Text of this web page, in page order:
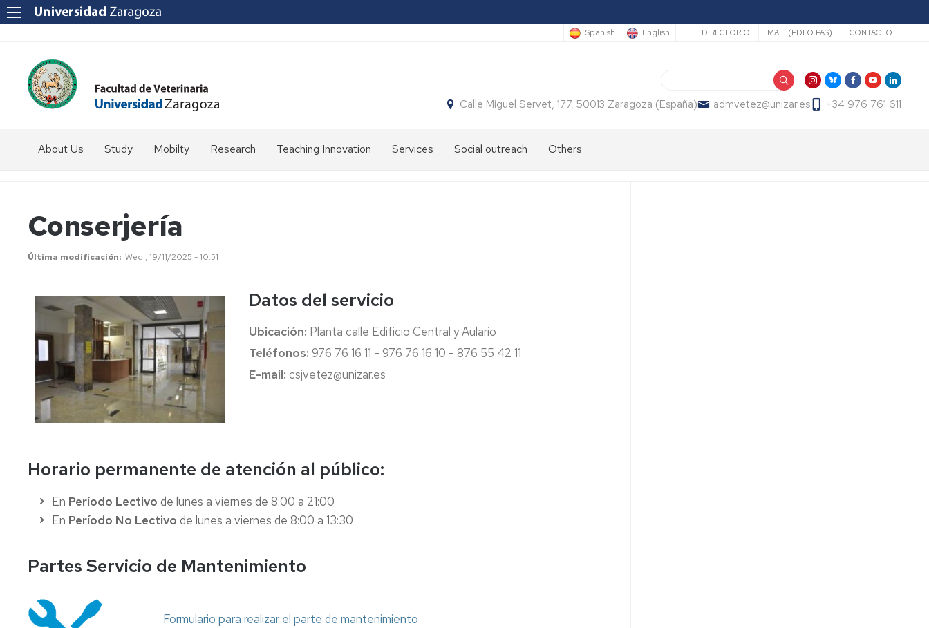
Spanish English Secundario
DIRECTORIO MAIL (PDI O PAS) CONTACTO
Calle Miguel Servet, 177, 50013 Zaragoza (España) admvetez@unizar.es +34 976 761 611
About Us
to
us?
Staff
Study Mobilty
coordinator
Erasmus
Internships
USA,
Asia,
Oceanía
Americampus
Research Teaching Innovation Services Social outreach Others
Conserjería
Última modificación Wed , 19/11/2025 - 10:51
Datos del servicio
Ubicación: Planta calle Edificio Central y Aulario
Teléfonos: 976 76 16 11 - 976 76 16 10 - 876 55 42 11
E-mail: csjvetez@unizar.es
Horario permanente de atención al público:
En Período Lectivo de lunes a viernes de 8:00 a 21:00
En Período No Lectivo de lunes a viernes de 8:00 a 13:30
Partes Servicio de Mantenimiento
Formulario para realizar el parte de mantenimiento